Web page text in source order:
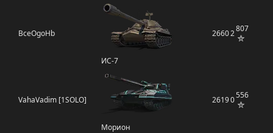
BceOgoHb
ИС-7
26602807
VahaVadim [1SOLO]
Морион
26190556